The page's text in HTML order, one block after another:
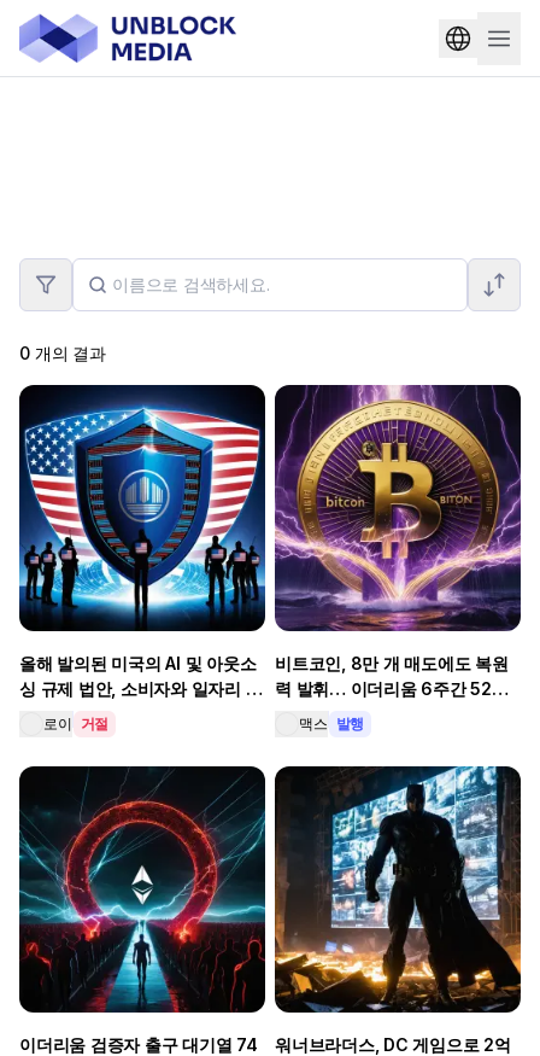
0 개의 결과
올해 발의된 미국의 AI 및 아웃소
싱 규제 법안, 소비자와 일자리 보
호에 초점
로이 거절
비트코인, 8만 개 매도에도 복원
력 발휘… 이더리움 6주간 52%
급등 이유는?
맥스 발행
이더리움 검증자 출구 대기열 74
워너브라더스, DC 게임으로 2억